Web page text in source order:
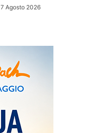
7 Agosto 2026